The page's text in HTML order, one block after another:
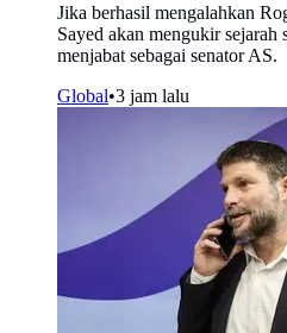
Jika berhasil mengalahkan
Sayed akan mengukir sejarah
menjabat sebagai senator AS.
Global•3 jam lalu